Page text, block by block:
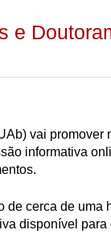
e
vai promover
informativa
de cerca de uma
disponível